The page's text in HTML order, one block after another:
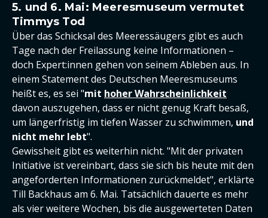
5. und 6. Mai: Meeresmuseum vermutet
Timmys Tod
Über das Schicksal des Meeressäugers gibt es auch
Tage nach der Freilassung keine Informationen –
doch Expert:innen gehen von seinem Ableben aus. In
einem Statement des Deutschen Meeresmuseums
heißt es, es sei "mit hoher Wahrscheinlichkeit
davon auszugehen, dass er nicht genug Kraft besaß,
um längerfristig im tiefen Wasser zu schwimmen, und
nicht mehr lebt".
Gewissheit gibt es weiterhin nicht. "Mit der privaten
Initiative ist vereinbart, dass sie sich bis heute mit den
angeforderten Informationen zurückmeldet", erklärte
Till Backhaus am 6. Mai. Tatsächlich dauerte es mehr
als vier weitere Wochen, bis die ausgewerteten Daten